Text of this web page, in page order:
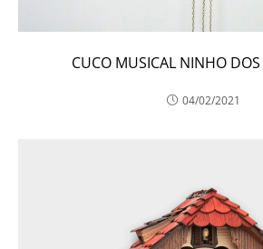
CUCO MUSICAL NINHO DOS
04/02/2021